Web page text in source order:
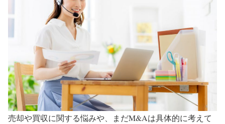
売却や買収に関する悩みや、まだM&Aは具体的に考えて